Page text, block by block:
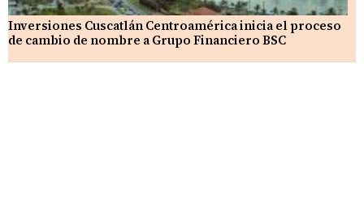
Inversiones Cuscatlán Centroamérica inicia el proceso
de cambio de nombre a Grupo Financiero BSC